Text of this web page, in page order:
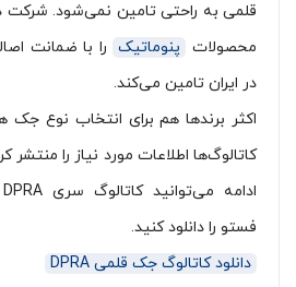
قلمی به راحتی تامین نمی‌شود.
محصولات
پنوماتیک
را با ضمانت
در ایران تامین می‌کند.
اکثر برندها هم برای انتخاب نوع جک
کاتالوگ‌ها اطلاعات مورد نیاز را منتشر
فستو را دانلود کنید.
دانلود کاتالوگ جک قلمی DPRA